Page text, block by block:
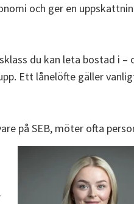
och ger en
du kan leta bostad i –
Ett lånelöfte gäller
på SEB, möter ofta